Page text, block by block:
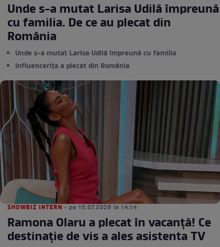
Unde s-a mutat Larisa Udilă împreună
cu familia. De ce au plecat din
România
Unde s-a mutat Larisa Udilă împreună cu familia
Influencerița a plecat din România
SHOWBIZ INTERN • pe 10.07.2026 la 14:14
Ramona Olaru a plecat în vacanță! Ce
destinație de vis a ales asistenta TV